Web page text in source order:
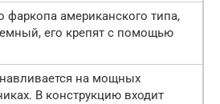
фаркопа американского типа,
его крепят с помощью
на мощных
В конструкцию входит